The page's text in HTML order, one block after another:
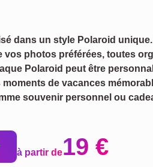
dans un style Polaroid
vos photos préférées, toutes
Polaroid peut être
de vacances
souvenir personnel ou
à partir de19 €